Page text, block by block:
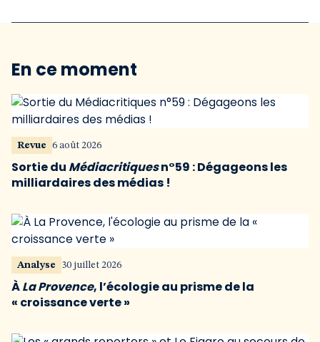
En ce moment
Revue 6 août 2026
Sortie du Médiacritiquesn°59 : Dégageons les
milliardaires des médias !
Analyse 30 juillet 2026
ÀLa Provence, l’écologie au prisme de la
« croissance verte »